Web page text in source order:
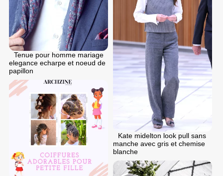
Tenue pour homme mariage
elegance echarpe et noeud de
papillon
Kate midelton look pull sans
manche avec gris et chemise
blanche